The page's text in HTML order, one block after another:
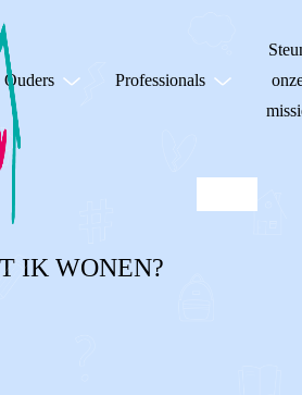
Ouders Professionals
IK WONEN?